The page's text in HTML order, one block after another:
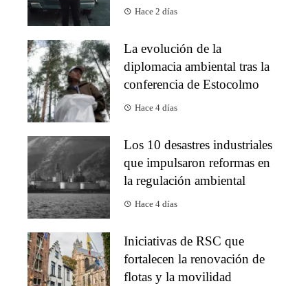
Hace 2 días
La evolución de la
diplomacia ambiental tras la
conferencia de Estocolmo
Hace 4 días
Los 10 desastres industriales
que impulsaron reformas en
la regulación ambiental
Hace 4 días
Iniciativas de RSC que
fortalecen la renovación de
flotas y la movilidad